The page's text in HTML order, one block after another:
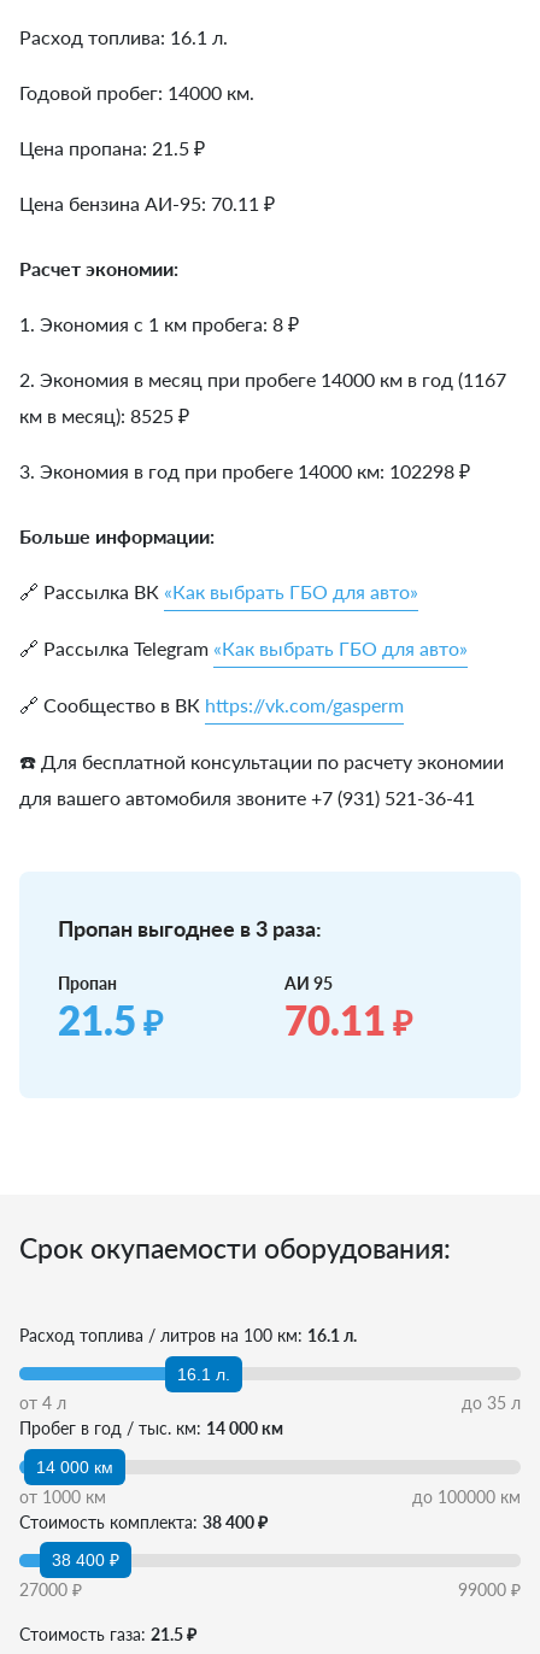
Расход топлива: 16.1 л.
Годовой пробег: 14000 км.
Цена пропана: 21.5 ₽
Цена бензина АИ-95: 70.11 ₽
Расчет экономии:
1. Экономия с 1 км пробега: 8 ₽
2. Экономия в месяц при пробеге 14000 км в год (1167
км в месяц): 8525 ₽
3. Экономия в год при пробеге 14000 км: 102298 ₽
Больше информации:
🔗 Рассылка ВК «Как выбрать ГБО для авто»
🔗 Рассылка Telegram «Как выбрать ГБО для авто»
🔗 Сообщество в ВК https://vk.com/gasperm
☎️ Для бесплатной консультации по расчету экономии
для вашего автомобиля звоните +7 (931) 521-36-41
Пропан выгоднее в 3 раза:
Пропан
21.5 ₽
АИ 95
70.11 ₽
Срок окупаемости оборудования:
Расход топлива / литров на 100 км: 16.1 л.
16.1 л.
от 4 л до 35 л
Пробег в год / тыс. км: 14 000 км
14 000 км
от 1000 км до 100000 км
Стоимость комплекта: 38 400 ₽
38 400 ₽
27000 ₽ 99000 ₽
Стоимость газа: 21.5 ₽